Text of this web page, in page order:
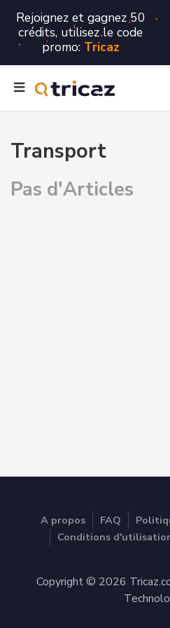
Rejoignez et gagnez 50
crédits, utilisez le code
promo: Tricaz
Transport
Pas d'Articles
A propos FAQ
Conditions
Copyright © 2026